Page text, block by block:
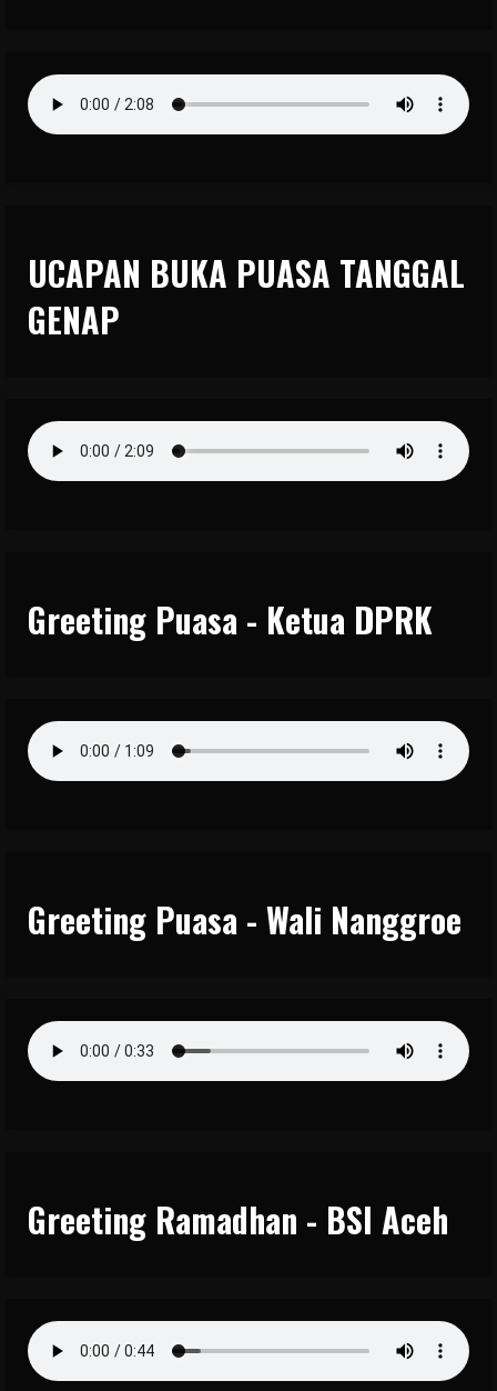
UCAPAN BUKA PUASA TANGGAL
GENAP
Greeting Puasa - Ketua DPRK
Greeting Puasa - Wali Nanggroe
Greeting Ramadhan - BSI Aceh